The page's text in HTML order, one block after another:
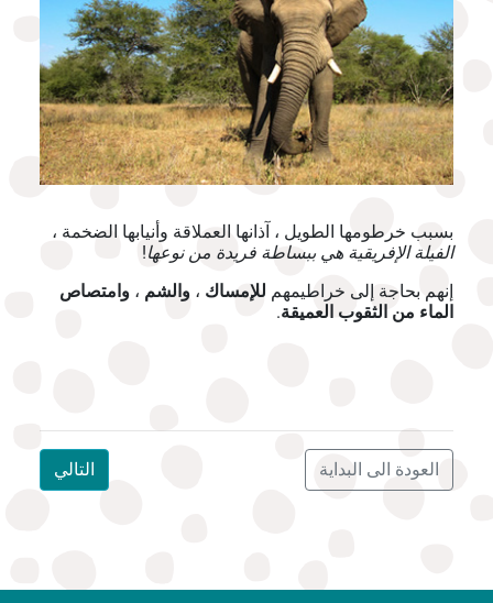
بسبب خرطومها الطويل ، آذانها العملاقة وأنيابها الضخمة ،
الفيلة الإفريقية هي ببساطة فريدة من نوعها!
إنهم بحاجة إلى خراطيمهم للإمساك ، والشم ، وامتصاص
الماء من الثقوب العميقة.
التالي العودة الى البداية